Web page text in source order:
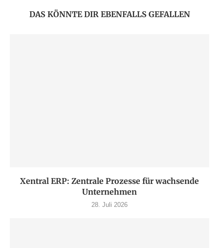
DAS KÖNNTE DIR EBENFALLS GEFALLEN
Xentral ERP: Zentrale Prozesse für wachsende
Unternehmen
28. Juli 2026